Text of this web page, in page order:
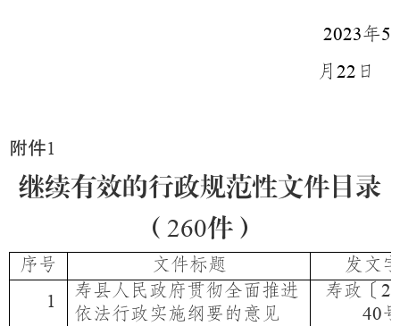
2023年5
月 22 日
附件1
继续有效的行政规范性文件目录
（ 260件）
序号 文件标题 发文
1
寿县人民政府贯彻全面推进
依法行政实施纲要的意见
寿政〔
40号